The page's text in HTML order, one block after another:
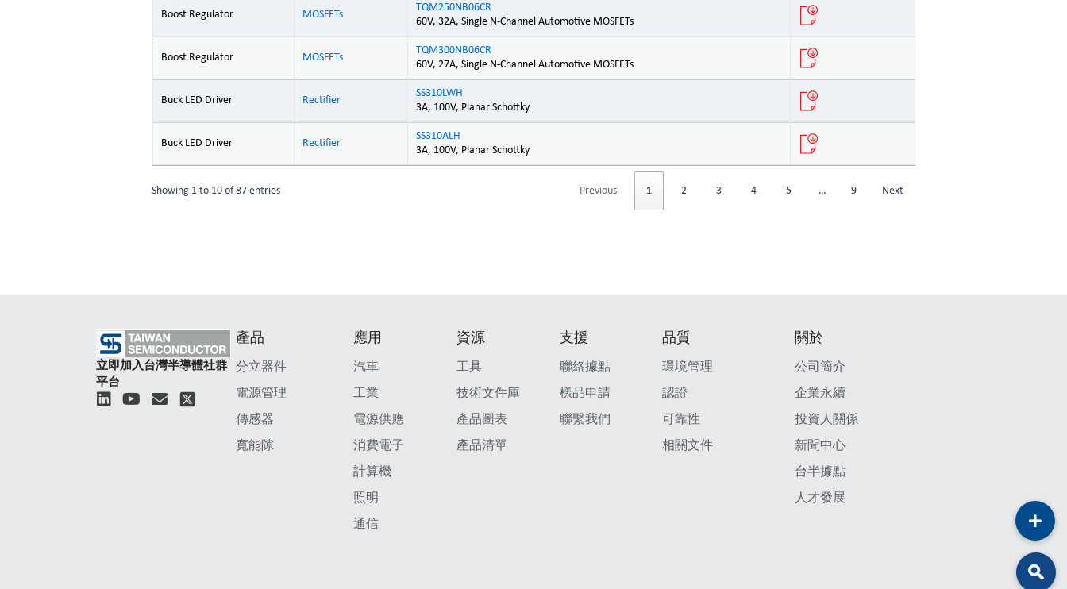
Boost Regulator MOSFETs
TQM250NB06CR
60V, 32A, Single N-Channel Automotive MOSFETs
Boost Regulator MOSFETs
TQM300NB06CR
60V, 27A, Single N-Channel Automotive MOSFETs
Buck LED Driver Rectifier
SS310LWH
3A, 100V, Planar Schottky
Buck LED Driver Rectifier
SS310ALH
3A, 100V, Planar Schottky
Showing 1 to 10 of 87 entries Previous 1 2 3 4 5 … 9 Next
立即加入台灣半導體社群
平台
L
Y
E
產品
分立器件
電源管理
傳感器
寬能隙
應用
汽車
工業
電源供應
消費電子
計算機
照明
通信
資源
工具
技術文件庫
產品圖表
產品清單
支援
聯絡據點
樣品申請
聯繫我們
品質
環境管理
認證
可靠性
相關文件
關於
公司簡介
企業永續
投資人關係
新聞中心
台半據點
人才發展